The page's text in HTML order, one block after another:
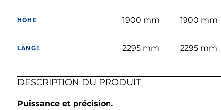
HÖHE 1900 mm 1900 mm
LÄNGE 2295 mm 2295 mm
DESCRIPTION DU PRODUIT
Puissance et précision.